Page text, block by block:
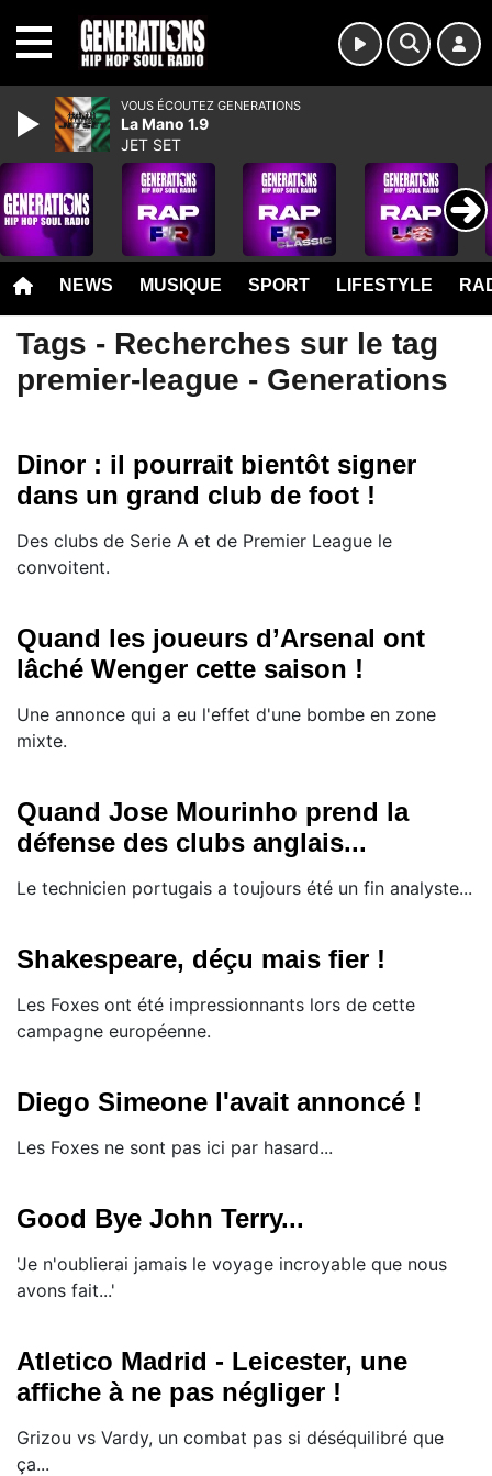
NEWS MUSIQUE SPORT LIFESTYLE
Tags - Recherches sur le tag
premier-league - Generations
Dinor : il pourrait bientôt signer
dans un grand club de foot !
Des clubs de Serie A et de Premier League le
convoitent.
Quand les joueurs d’Arsenal ont
lâché Wenger cette saison !
Une annonce qui a eu l'effet d'une bombe en zone
mixte.
Quand Jose Mourinho prend la
défense des clubs anglais...
Le technicien portugais a toujours été un fin analyste...
Shakespeare, déçu mais fier !
Les Foxes ont été impressionnants lors de cette
campagne européenne.
Diego Simeone l'avait annoncé !
Les Foxes ne sont pas ici par hasard...
Good Bye John Terry...
'Je n'oublierai jamais le voyage incroyable que nous
avons fait...'
Atletico Madrid - Leicester, une
affiche à ne pas négliger !
Grizou vs Vardy, un combat pas si déséquilibré que
ça...
VOUS ÉCOUTEZ GENERATIONS
La Mano 1.9
JET SET